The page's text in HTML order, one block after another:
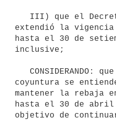
extendió la
hasta el 30 de
inclusive;
coyuntura se
mantener la rebaja
hasta el 30 de abril
objetivo de